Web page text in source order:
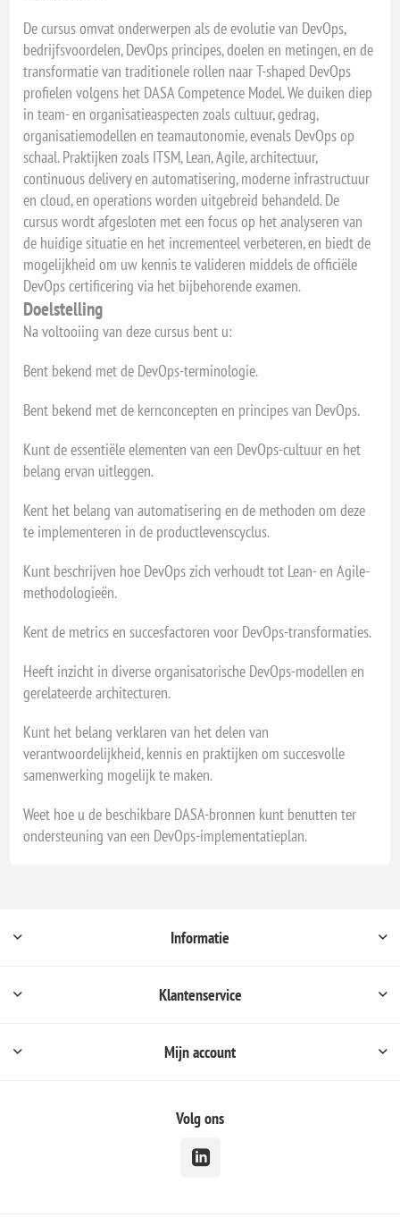
De cursus omvat onderwerpen als de evolutie van DevOps,
bedrijfsvoordelen, DevOps principes, doelen en metingen, en de
transformatie van traditionele rollen naar T-shaped DevOps
profielen volgens het DASA Competence Model. We duiken diep
in team- en organisatieaspecten zoals cultuur, gedrag,
organisatiemodellen en teamautonomie, evenals DevOps op
schaal. Praktijken zoals ITSM, Lean, Agile, architectuur,
continuous delivery en automatisering, moderne infrastructuur
en cloud, en operations worden uitgebreid behandeld. De
cursus wordt afgesloten met een focus op het analyseren van
de huidige situatie en het incrementeel verbeteren, en biedt de
mogelijkheid om uw kennis te valideren middels de officiële
DevOps certificering via het bijbehorende examen.
Doelstelling
Na voltooiing van deze cursus bent u:
Bent bekend met de DevOps-terminologie.
Bent bekend met de kernconcepten en principes van DevOps.
Kunt de essentiële elementen van een DevOps-cultuur en het
belang ervan uitleggen.
Kent het belang van automatisering en de methoden om deze
te implementeren in de productlevenscyclus.
Kunt beschrijven hoe DevOps zich verhoudt tot Lean- en Agile-
methodologieën.
Kent de metrics en succesfactoren voor DevOps-transformaties.
Heeft inzicht in diverse organisatorische DevOps-modellen en
gerelateerde architecturen.
Kunt het belang verklaren van het delen van
verantwoordelijkheid, kennis en praktijken om succesvolle
samenwerking mogelijk te maken.
Weet hoe u de beschikbare DASA-bronnen kunt benutten ter
ondersteuning van een DevOps-implementatieplan.
Informatie
Klantenservice
Mijn account
Volg ons